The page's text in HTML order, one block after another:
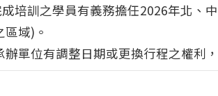
培訓之學員有義務擔任2026年北、
域)。
辦單位有調整日期或更換行程之權利，